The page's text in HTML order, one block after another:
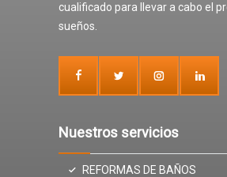
cualificado para llevar a cabo el
sueños.
Nuestros servicios
REFORMAS DE BAÑOS